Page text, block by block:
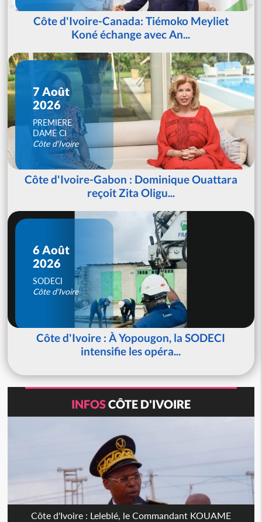
Côte d'Ivoire-Canada: Tiémoko Meyliet
Koné échange avec An...
7 Août
2026
PREMIERE
DAME CI
Côte d'Ivoire
Côte d'Ivoire-Gabon : Dominique Ouattara
reçoit Zita Oligu...
6 Août
2026
SODECI
Côte d'Ivoire
Côte d'Ivoire : À Yopougon, la SODECI
intensifie les opéra...
INFOSCÔTE D'IVOIRE
Côte d'Ivoire : Leleblé, le Commandant KOUAME